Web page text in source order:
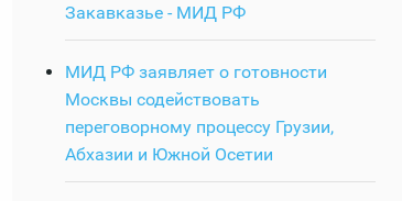
Закавказье - МИД РФ
МИД РФ заявляет о готовности
Москвы содействовать
переговорному процессу Грузии,
Абхазии и Южной Осетии